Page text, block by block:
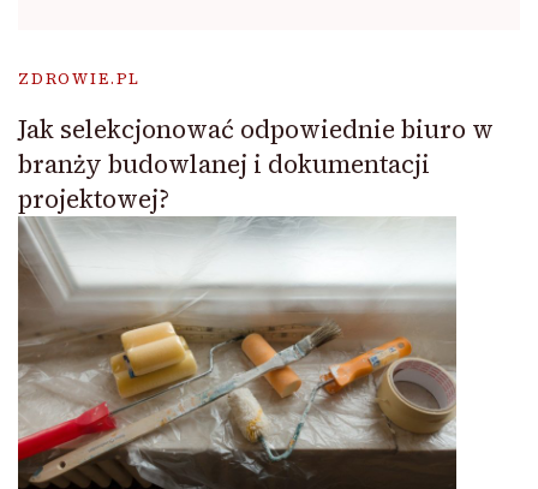
ZDROWIE.PL
Jak selekcjonować odpowiednie biuro w
branży budowlanej i dokumentacji
projektowej?